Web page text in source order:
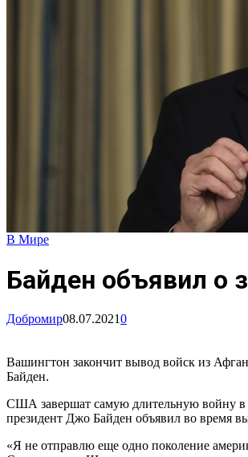
В Мире
Байден объявил о
Добромир08.07.20210
Вашингтон закончит вывод войск из
Байден.
США завершат самую длительную войну в
президент Джо Байден объявил во время
«Я не отправлю еще одно поколение